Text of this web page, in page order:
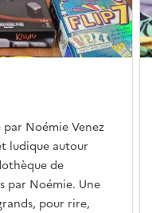
par Noémie Venez
ludique autour
de
par Noémie. Une
pour rire,